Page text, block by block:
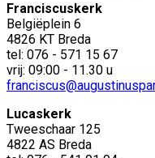
Franciscuskerk
Belgiëplein 6
4826 KT Breda
tel: 076 - 571 15 67
vrij: 09:00 - 11.30 u
Lucaskerk
Tweeschaar 125
4822 AS Breda